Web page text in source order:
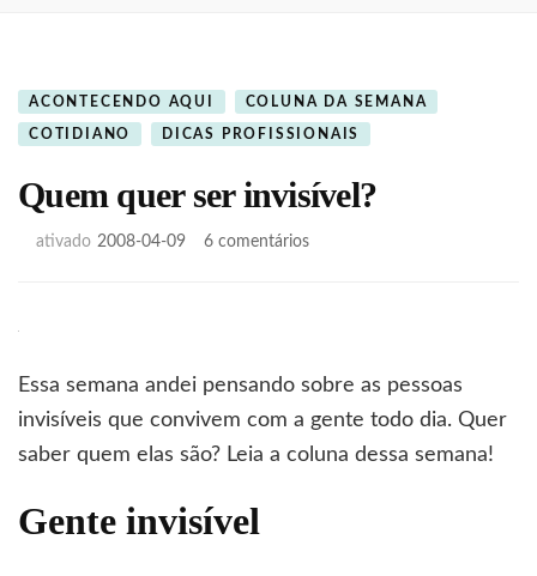
ACONTECENDO AQUI COLUNA DA SEMANA
COTIDIANO DICAS PROFISSIONAIS
Quem quer ser invisível?
ativado 2008-04-09 6 comentáriosem
Essa semana andei pensando sobre as pessoas
invisíveis que convivem com a gente todo dia. Quer
saber quem elas são? Leia a coluna dessa semana!
Gente invisível